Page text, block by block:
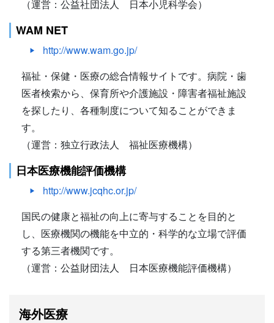
（運営：公益社団法人 日本小児科学会）
WAM NET
http://www.wam.go.jp/
福祉・保健・医療の総合情報サイトです。病院・歯
医者検索から、保育所や介護施設・障害者福祉施設
を探したり、各種制度について知ることができま
す。
（運営：独立行政法人 福祉医療機構）
日本医療機能評価機構
http://www.jcqhc.or.jp/
国民の健康と福祉の向上に寄与することを目的と
し、医療機関の機能を中立的・科学的な立場で評価
する第三者機関です。
（運営：公益財団法人 日本医療機能評価機構）
海外医療